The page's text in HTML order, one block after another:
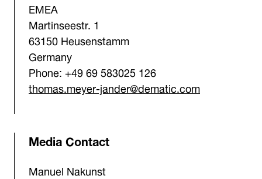
EMEA
Martinseestr. 1
63150 Heusenstamm
Germany
Phone: +49 69 583025 126
thomas.meyer-jander@dematic.com
Media Contact
Manuel Nakunst